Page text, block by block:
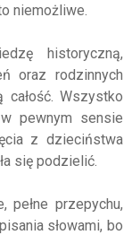
niemożliwe.
historyczną,
oraz rodzinnych
Wszystko
pewnym sensie
z dzieciństwa
się podzielić.
pełne przepychu,
słowami, bo